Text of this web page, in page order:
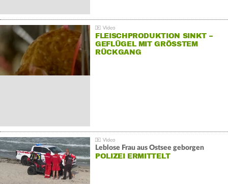
FLEISCHPRODUKTION SINKT –
GEFLÜGEL MIT GRÖSSTEM R
ÜCKGANG
Leblose Frau aus Ostsee geborgen
POLIZEI ERMITTELT